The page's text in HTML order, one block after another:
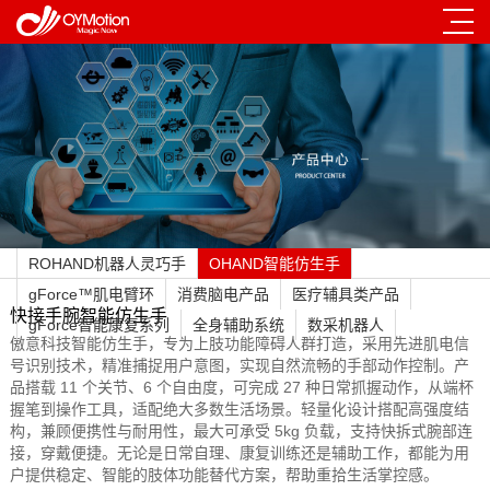
ROHAND机器人灵巧手
OHAND智能仿生手
gForce™肌电臂环
消费脑电产品
医疗辅具类产品
gForce智能康复系列
全身辅助系统 数采机器人
快接手腕智能仿生手
傲意科技智能仿生手，专为上肢功能障碍人群打造，采用先进肌电信
号识别技术，精准捕捉用户意图，实现自然流畅的手部动作控制。产
品搭载 11 个关节、6 个自由度，可完成 27 种日常抓握动作，从端杯
握笔到操作工具，适配绝大多数生活场景。轻量化设计搭配高强度结
构，兼顾便携性与耐用性，最大可承受 5kg 负载，支持快拆式腕部连
接，穿戴便捷。无论是日常自理、康复训练还是辅助工作，都能为用
户提供稳定、智能的肢体功能替代方案，帮助重拾生活掌控感。